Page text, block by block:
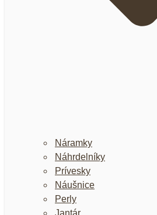
Náramky
Náhrdelníky
Prívesky
Náušnice
Perly
Jantár